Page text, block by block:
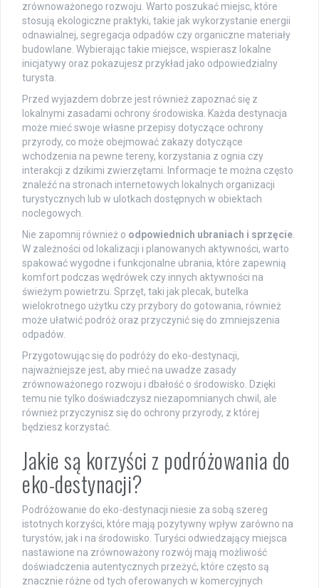
zrównoważonego rozwoju. Warto poszukać miejsc, które
stosują ekologiczne praktyki, takie jak wykorzystanie energii
odnawialnej, segregacja odpadów czy organiczne materiały
budowlane. Wybierając takie miejsce, wspierasz lokalne
inicjatywy oraz pokazujesz przykład jako odpowiedzialny
turysta.
Przed wyjazdem dobrze jest również zapoznać się z
lokalnymi zasadami ochrony środowiska. Każda destynacja
może mieć swoje własne przepisy dotyczące ochrony
przyrody, co może obejmować zakazy dotyczące
wchodzenia na pewne tereny, korzystania z ognia czy
interakcji z dzikimi zwierzętami. Informacje te można często
znaleźć na stronach internetowych lokalnych organizacji
turystycznych lub w ulotkach dostępnych w obiektach
noclegowych.
Nie zapomnij również o odpowiednich ubraniach i sprzęcie.
W zależności od lokalizacji i planowanych aktywności, warto
spakować wygodne i funkcjonalne ubrania, które zapewnią
komfort podczas wędrówek czy innych aktywności na
świeżym powietrzu. Sprzęt, taki jak plecak, butelka
wielokrotnego użytku czy przybory do gotowania, również
może ułatwić podróż oraz przyczynić się do zmniejszenia
odpadów.
Przygotowując się do podróży do eko-destynacji,
najważniejsze jest, aby mieć na uwadze zasady
zrównoważonego rozwoju i dbałość o środowisko. Dzięki
temu nie tylko doświadczysz niezapomnianych chwil, ale
również przyczynisz się do ochrony przyrody, z której
będziesz korzystać.
Jakie są korzyści z podróżowania do
eko-destynacji?
Podróżowanie do eko-destynacji niesie za sobą szereg
istotnych korzyści, które mają pozytywny wpływ zarówno na
turystów, jak i na środowisko. Turyści odwiedzający miejsca
nastawione na zrównoważony rozwój mają możliwość
doświadczenia autentycznych przeżyć, które często są
znacznie różne od tych oferowanych w komercyjnych